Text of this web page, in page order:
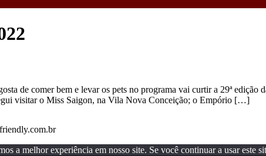
de comer bem e levar os pets no programa vai curtir a 29ª
visitar o Miss Saigon, na Vila Nova Conceição; o Empório […]
a melhor experiência em nosso site. Se você continuar a usar este